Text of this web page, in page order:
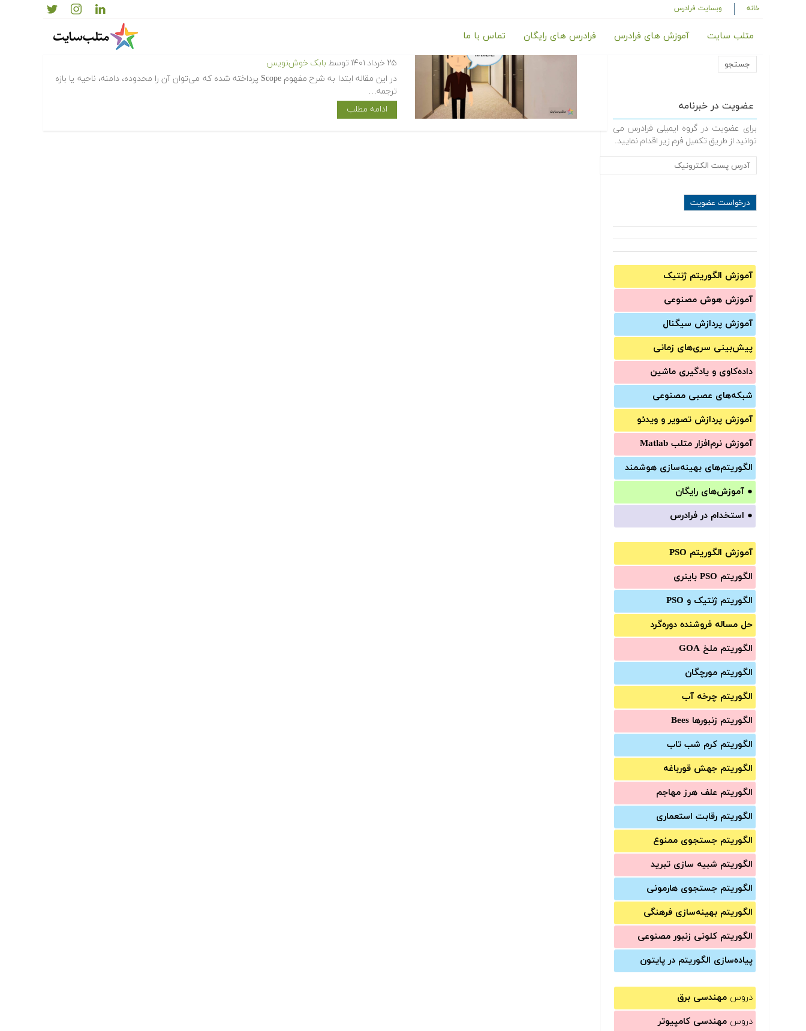
خانه وبسایت فرادرس
متلب سایت آموزش های فرادرس فرادرس های رایگان تماس با ما
عضویت در خبرنامه
برای عضویت در گروه ایمیلی فرادرس می
توانید از طریق تکمیل فرم زیر اقدام نمایید.
آموزش الگوریتم ژنتیک
آموزش‌ هوش مصنوعی
آموزش‌ پردازش سیگنال
پیش‌‌بینی سری‌‌های زمانی
داده‌کاوی و یادگیری ماشین
شبکه‌های عصبی مصنوعی
آموزش‌ پردازش تصویر و ویدئو
آموزش‌ نرم‌افزار متلب Matlab
الگوریتم‌های بهینه‌سازی هوشمند
● آموزش‌های رایگان
● استخدام در فرادرس
آموزش الگوریتم PSO
الگوریتم PSO باینری
الگوریتم ژنتیک و PSO
حل مساله فروشنده دوره‌گرد
الگوریتم ملخ GOA
الگوریتم مورچگان
الگوریتم چرخه آب
الگوریتم زنبورها Bees
الگوریتم کرم شب تاب
الگوریتم جهش قورباغه
الگوریتم علف هرز مهاجم
الگوریتم رقابت استعماری
الگوریتم جستجوی ممنوع
الگوریتم شبیه سازی تبرید
الگوریتم جستجوی هارمونی
الگوریتم بهینه‌سازی فرهنگی
الگوریتم کلونی زنبور مصنوعی
پیاده‌سازی الگوریتم در پایتون
دروس مهندسی برق
دروس مهندسی کامپیوتر
۲۵ خرداد ۱۴۰۱ توسط بابک خوش‌نویس
در این مقاله ابتدا به شرح مفهوم Scope پرداخته شده که می‌توان آن را محدوده، دامنه، ناحیه یا بازه
ترجمه…
ادامه مطلب